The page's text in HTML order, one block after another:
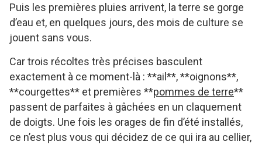
Puis les premières pluies arrivent, la terre se gorge
d’eau et, en quelques jours, des mois de culture se
jouent sans vous.
Car trois récoltes très précises basculent
exactement à ce moment-là : **ail**, **oignons**,
**courgettes** et premières **pommes de terre**
passent de parfaites à gâchées en un claquement
de doigts. Une fois les orages de fin d’été installés,
ce n’est plus vous qui décidez de ce qui ira au cellier,